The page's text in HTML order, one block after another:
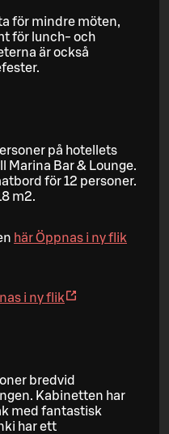
för mindre möten,
för lunch- och
är också
på hotellets
Marina Bar & Lounge.
för 12 personer.
m2.
härÖppnas i ny flik
i ny flik
bredvid
Kabinetten har
med fantastisk
har ett